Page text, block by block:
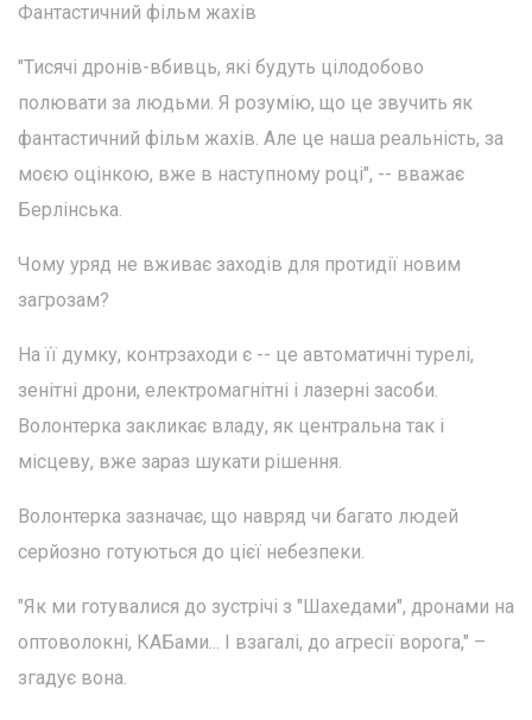
Фантастичний фільм жахів
"Тисячі дронів-вбивць, які будуть цілодобово
полювати за людьми. Я розумію, що це звучить як
фантастичний фільм жахів. Але це наша реальність, за
моєю оцінкою, вже в наступному році", -- вважає
Берлінська.
Чому уряд не вживає заходів для протидії новим
загрозам?
На її думку, контрзаходи є -- це автоматичні турелі,
зенітні дрони, електромагнітні і лазерні засоби.
Волонтерка закликає владу, як центральна так і
місцеву, вже зараз шукати рішення.
Волонтерка зазначає, що навряд чи багато людей
серйозно готуються до цієї небезпеки.
"Як ми готувалися до зустрічі з "Шахедами", дронами на
оптоволокні, КАБами... І взагалі, до агресії ворога," –
згадує вона.